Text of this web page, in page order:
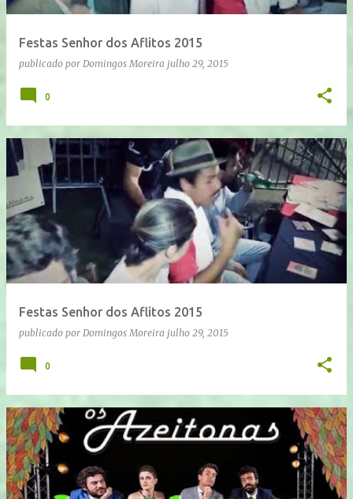
Festas Senhor dos Aflitos 2015
publicado por Domingos Moreira julho 29, 2015
0
Festas Senhor dos Aflitos 2015
publicado por Domingos Moreira julho 29, 2015
0